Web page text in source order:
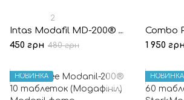
2
Intas Modafil MD-200® 10 таблеток (Модафініл)
450 грн 480 грн 1 950
НОВИНКА НОВИНКА